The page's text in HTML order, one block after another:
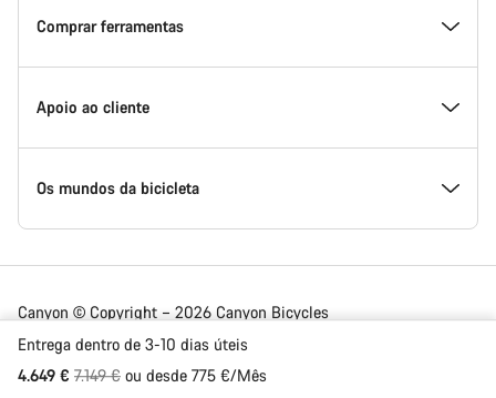
Entrega dentro de 3-10 dias úteis
4.649 € Preço Original
7.149 € ou desde 775 €/Mês
Inovação na Canyon
Canyon Factory Racing
Prémios
Trabalha na Canyon
Newsroom Canyon
Eventos
Encontra locais Canyon
Equipas, atletas e ciclistas
Notícias e histórias
Dicas e conselhos
Comprar ferramentas
Selecionador de modelo
Bicicletas em estoque
Encontra o teu tamanho Canyon
Comparação de Bicicletas
Apoio ao cliente
Centro de apoio
Locais de serviço
Envio
Os mundos da bicicleta
Bicicletas de estrada
Bicicletas de gravel
Canyon © Copyright – 2026 Canyon Bicycles
GmbH – All Rights Reserved